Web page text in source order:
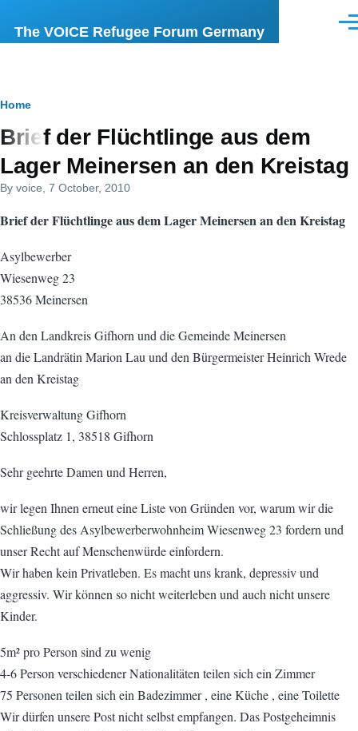
The VOICE Refugee Forum Germany
Breadcrumb
Home
Brief der Flüchtlinge aus dem
Lager Meinersen an den Kreistag
By voice , 7 October, 2010
Brief der Flüchtlinge aus dem Lager Meinersen an den Kreistag
Asylbewerber
Wiesenweg 23
38536 Meinersen
An den Landkreis Gifhorn und die Gemeinde Meinersen
an die Landrätin Marion Lau und den Bürgermeister Heinrich Wrede
an den Kreistag
Kreisverwaltung Gifhorn
Schlossplatz 1, 38518 Gifhorn
Sehr geehrte Damen und Herren,
wir legen Ihnen erneut eine Liste von Gründen vor, warum wir die
Schließung des Asylbewerberwohnheim Wiesenweg 23 fordern und
unser Recht auf Menschenwürde einfordern.
Wir haben kein Privatleben. Es macht uns krank, depressiv und
aggressiv. Wir können so nicht weiterleben und auch nicht unsere
Kinder.
5m² pro Person sind zu wenig
4-6 Person verschiedener Nationalitäten teilen sich ein Zimmer
75 Personen teilen sich ein Badezimmer , eine Küche , eine Toilette
Wir dürfen unsere Post nicht selbst empfangen. Das Postgeheimnis